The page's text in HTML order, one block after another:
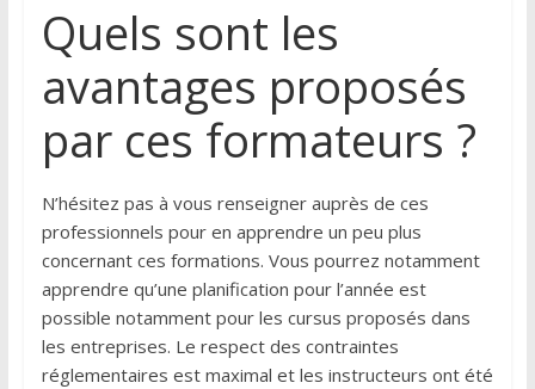
Quels sont les
avantages proposés
par ces formateurs ?
N’hésitez pas à vous renseigner auprès de ces
professionnels pour en apprendre un peu plus
concernant ces formations. Vous pourrez notamment
apprendre qu’une planification pour l’année est
possible notamment pour les cursus proposés dans
les entreprises. Le respect des contraintes
réglementaires est maximal et les instructeurs ont été